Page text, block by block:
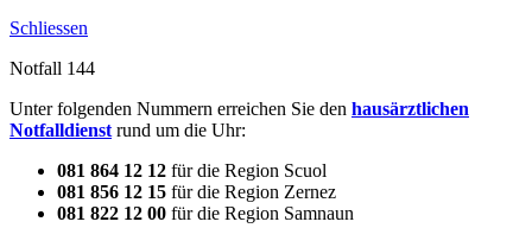
Schliessen
Notfall 144
Unter folgenden Nummern erreichen Sie den hausärztlichen
Notfalldienst rund um die Uhr:
081 864 12 12 für die Region Scuol
081 856 12 15 für die Region Zernez
081 822 12 00 für die Region Samnaun